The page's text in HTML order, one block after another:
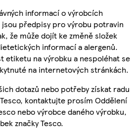
informací o výrobcích
předpisy pro výrobu potravin
že může dojít ke změně složek
informací a alergenů.
etiketu na výrobku a nespoléhat se
na internetových stránkách.
dotazů nebo potřeby získat radu
kontaktujte prosím Oddělení
nebo výrobce daného výrobku,
značky Tesco.